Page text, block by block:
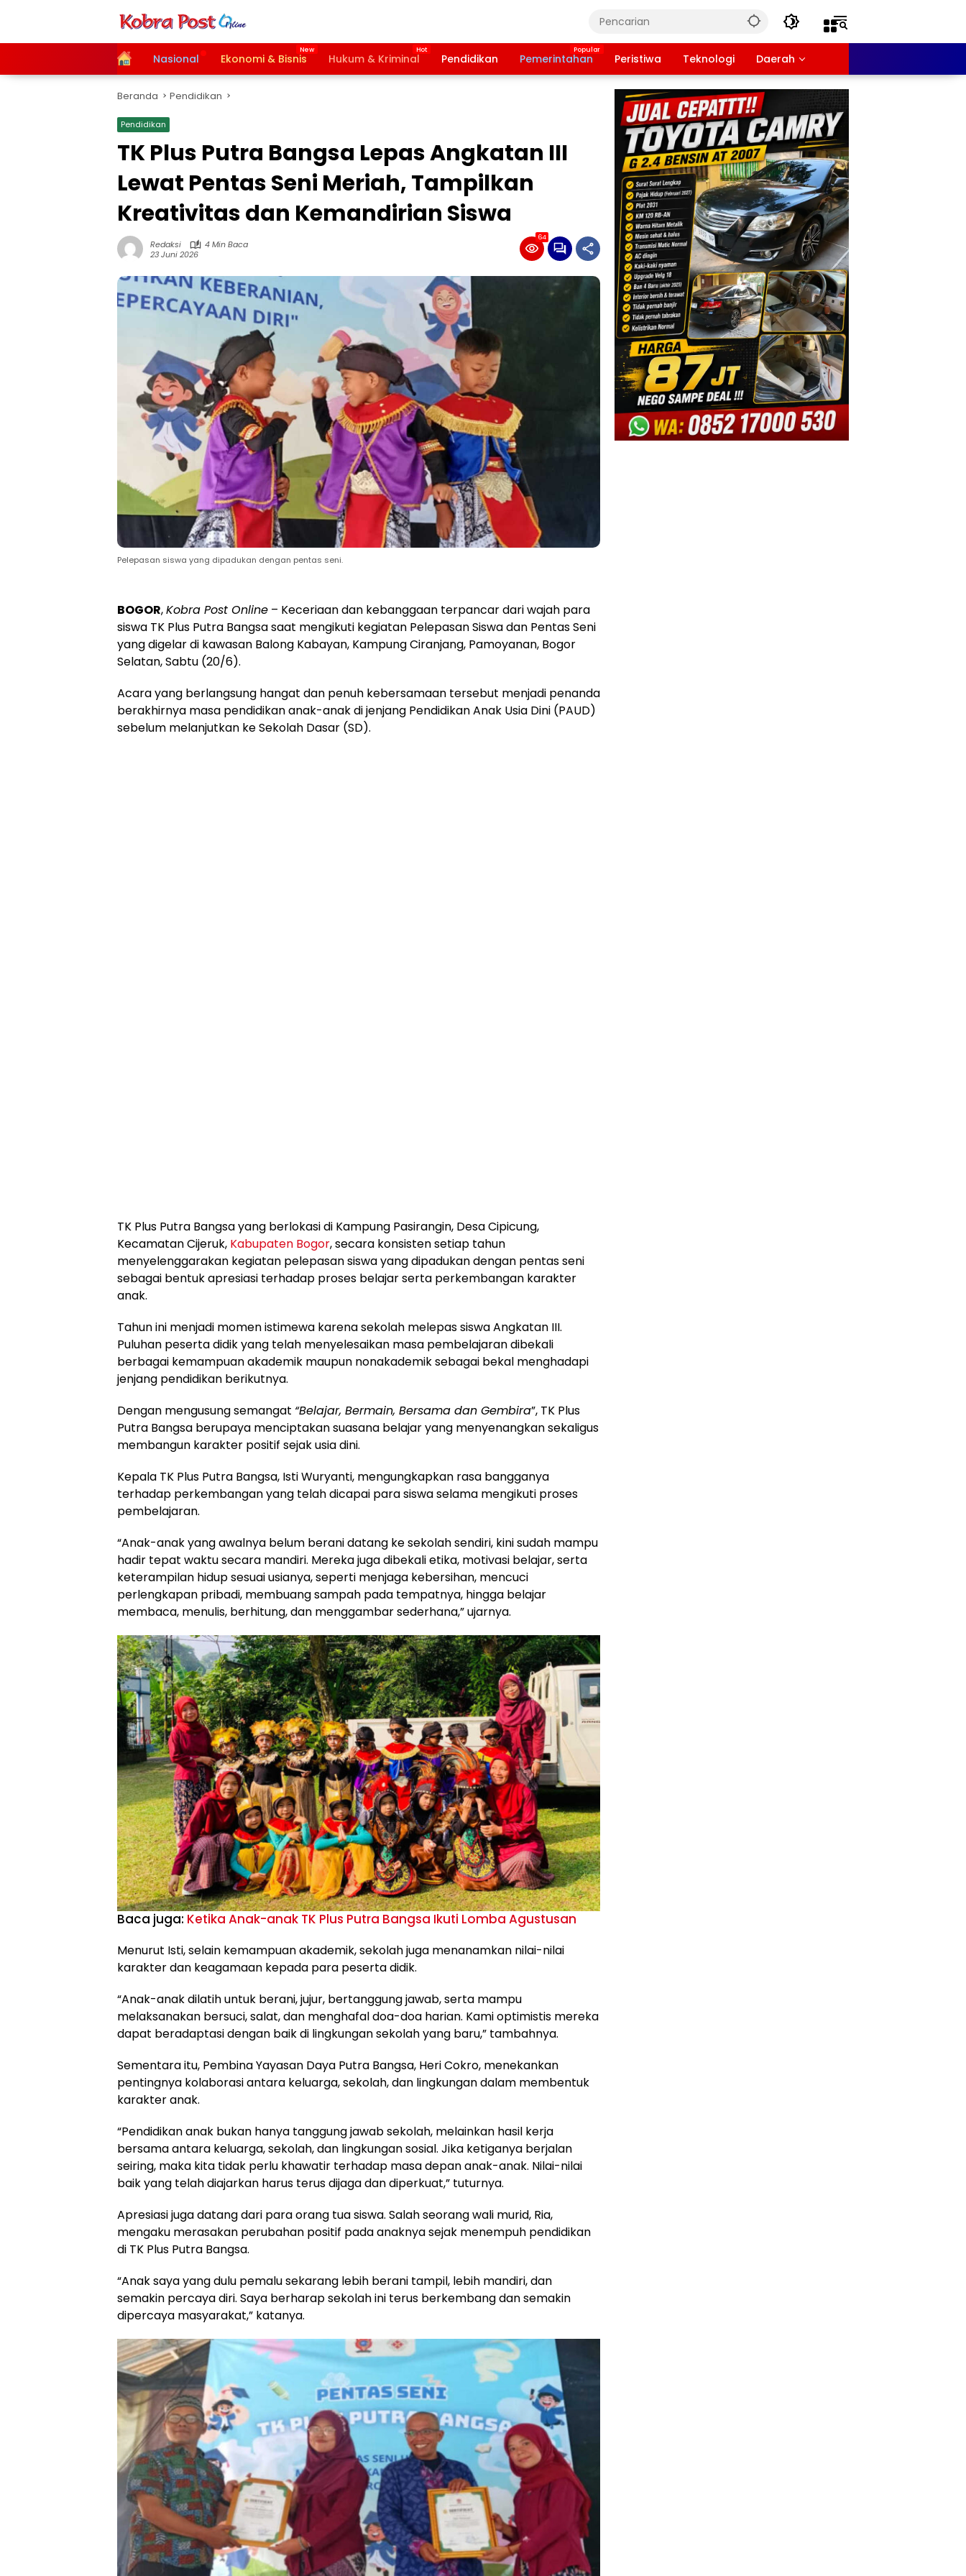
HomeNasional Ekonomi & Bisnis Hukum & Kriminal Pendidikan Pemerintahan Peristiwa Teknologi Daerah
Beranda Pendidikan
Pendidikan
TK Plus Putra Bangsa Lepas Angkatan III
Lewat Pentas Seni Meriah, Tampilkan
Kreativitas dan Kemandirian Siswa
Redaksi
4 Min Baca
23 Juni 2026
64
Pelepasan siswa yang dipadukan dengan pentas seni.
BOGOR,Kobra Post Online – Keceriaan dan kebanggaan terpancar dari wajah para
siswa TK Plus Putra Bangsa saat mengikuti kegiatan Pelepasan Siswa dan Pentas Seni
yang digelar di kawasan Balong Kabayan, Kampung Ciranjang, Pamoyanan, Bogor
Selatan, Sabtu (20/6).
Acara yang berlangsung hangat dan penuh kebersamaan tersebut menjadi penanda
berakhirnya masa pendidikan anak-anak di jenjang Pendidikan Anak Usia Dini (PAUD)
sebelum melanjutkan ke Sekolah Dasar (SD).
TK Plus Putra Bangsa yang berlokasi di Kampung Pasirangin, Desa Cipicung,
Kecamatan Cijeruk, Kabupaten Bogor, secara konsisten setiap tahun
menyelenggarakan kegiatan pelepasan siswa yang dipadukan dengan pentas seni
sebagai bentuk apresiasi terhadap proses belajar serta perkembangan karakter
anak.
Tahun ini menjadi momen istimewa karena sekolah melepas siswa Angkatan III.
Puluhan peserta didik yang telah menyelesaikan masa pembelajaran dibekali
berbagai kemampuan akademik maupun nonakademik sebagai bekal menghadapi
jenjang pendidikan berikutnya.
Dengan mengusung semangat “Belajar, Bermain, Bersama dan Gembira”, TK Plus
Putra Bangsa berupaya menciptakan suasana belajar yang menyenangkan sekaligus
membangun karakter positif sejak usia dini.
Kepala TK Plus Putra Bangsa, Isti Wuryanti, mengungkapkan rasa bangganya
terhadap perkembangan yang telah dicapai para siswa selama mengikuti proses
pembelajaran.
“Anak-anak yang awalnya belum berani datang ke sekolah sendiri, kini sudah mampu
hadir tepat waktu secara mandiri. Mereka juga dibekali etika, motivasi belajar, serta
keterampilan hidup sesuai usianya, seperti menjaga kebersihan, mencuci
perlengkapan pribadi, membuang sampah pada tempatnya, hingga belajar
membaca, menulis, berhitung, dan menggambar sederhana,” ujarnya.
Baca juga: Ketika Anak-anak TK Plus Putra Bangsa Ikuti Lomba Agustusan
Menurut Isti, selain kemampuan akademik, sekolah juga menanamkan nilai-nilai
karakter dan keagamaan kepada para peserta didik.
“Anak-anak dilatih untuk berani, jujur, bertanggung jawab, serta mampu
melaksanakan bersuci, salat, dan menghafal doa-doa harian. Kami optimistis mereka
dapat beradaptasi dengan baik di lingkungan sekolah yang baru,” tambahnya.
Sementara itu, Pembina Yayasan Daya Putra Bangsa, Heri Cokro, menekankan
pentingnya kolaborasi antara keluarga, sekolah, dan lingkungan dalam membentuk
karakter anak.
“Pendidikan anak bukan hanya tanggung jawab sekolah, melainkan hasil kerja
bersama antara keluarga, sekolah, dan lingkungan sosial. Jika ketiganya berjalan
seiring, maka kita tidak perlu khawatir terhadap masa depan anak-anak. Nilai-nilai
baik yang telah diajarkan harus terus dijaga dan diperkuat,” tuturnya.
Apresiasi juga datang dari para orang tua siswa. Salah seorang wali murid, Ria,
mengaku merasakan perubahan positif pada anaknya sejak menempuh pendidikan
di TK Plus Putra Bangsa.
“Anak saya yang dulu pemalu sekarang lebih berani tampil, lebih mandiri, dan
semakin percaya diri. Saya berharap sekolah ini terus berkembang dan semakin
dipercaya masyarakat,” katanya.